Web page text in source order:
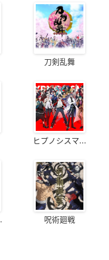
刀剣乱舞
ヒプノシスマ...
呪術廻戦